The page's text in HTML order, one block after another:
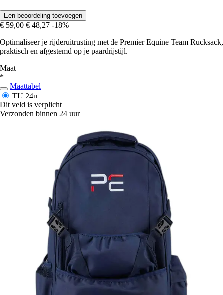
Een beoordeling toevoegen
€ 59,00 € 48,27 -18%
Optimaliseer je rijderuitrusting met de Premier Equine Team Rucksack,
praktisch en afgestemd op je paardrijstijl.
Maat
*
Maattabel
TU 24u
Dit veld is verplicht
Verzonden binnen 24 uur